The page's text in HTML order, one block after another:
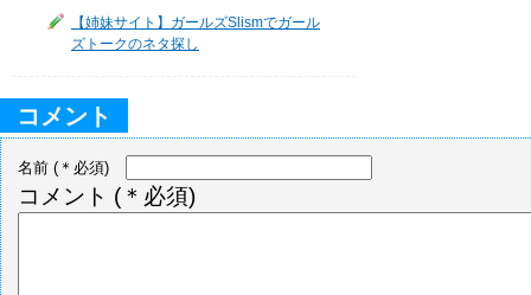
【姉妹サイト】ガールズSlismでガール
ズトークのネタ探し
コメント
名前 (＊必須)
コメント (＊必須)